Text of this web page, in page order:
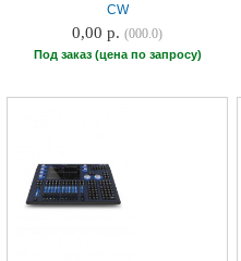
CW
0,00 р.(000.0)
Под заказ (цена по запросу)